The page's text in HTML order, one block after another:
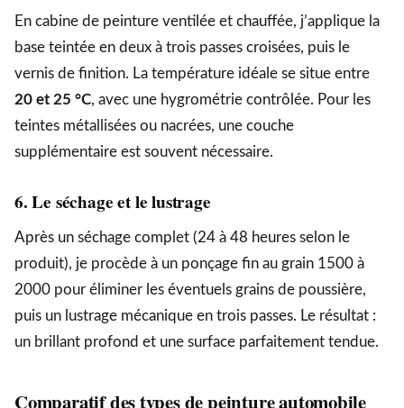
En cabine de peinture ventilée et chauffée, j’applique la
base teintée en deux à trois passes croisées, puis le
vernis de finition. La température idéale se situe entre
20 et 25 °C, avec une hygrométrie contrôlée. Pour les
teintes métallisées ou nacrées, une couche
supplémentaire est souvent nécessaire.
6. Le séchage et le lustrage
Après un séchage complet (24 à 48 heures selon le
produit), je procède à un ponçage fin au grain 1500 à
2000 pour éliminer les éventuels grains de poussière,
puis un lustrage mécanique en trois passes. Le résultat :
un brillant profond et une surface parfaitement tendue.
Comparatif des types de peinture automobile